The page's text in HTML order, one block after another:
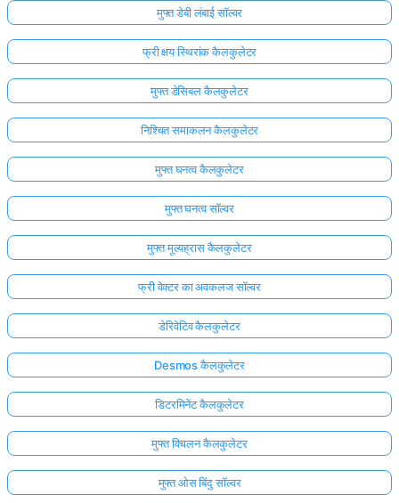
मुफ्त डेबी लंबाई सॉल्वर
फ्री क्षय स्थिरांक कैलकुलेटर
मुफ्त डेसिबल कैलकुलेटर
निश्चित समाकलन कैलकुलेटर
मुफ्त घनत्व कैलकुलेटर
मुफ्त घनत्व सॉल्वर
मुफ्त मूल्यह्रास कैलकुलेटर
फ्री वेक्टर का अवकलज सॉल्वर
डेरिवेटिव कैलकुलेटर
Desmos कैलकुलेटर
डिटरमिनेंट कैलकुलेटर
मुफ्त विचलन कैलकुलेटर
मुफ्त ओस बिंदु सॉल्वर